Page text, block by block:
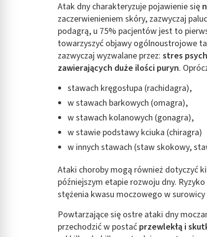
Atak dny charakteryzuje pojawienie się
zaczerwienieniem skóry, zazwyczaj
podagrą, u 75% pacjentów jest to
towarzyszyć objawy ogólnoustrojowe
zazwyczaj wyzwalane przez: stres
zawierających duże ilości puryn.
stawach kręgosłupa (rachidagra),
w stawach barkowych (omagra),
w stawach kolanowych (gonagra),
w stawie podstawy kciuka (chiragra)
w innych stawach (staw skokowy,
Ataki choroby mogą również dotyczyć
późniejszym etapie rozwoju dny.
stężenia kwasu moczowego w
Powtarzające się ostre ataki dny
przechodzić w postać przewlekłą i